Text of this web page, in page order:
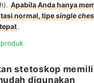
Apabila Anda hanya
normal, tipesingle
.
stetoskop
digunakan